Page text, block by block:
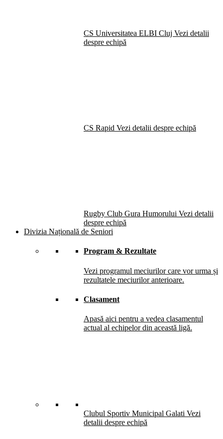
CS Universitatea ELBI Cluj Vezi detalii
despre echipă
CS Rapid Vezi detalii despre echipă
Rugby Club Gura Humorului Vezi detalii
despre echipă
Divizia Națională de Seniori
Program & Rezultate
Vezi programul meciurilor care vor urma și
rezultatele meciurilor anterioare.
Clasament
Apasă aici pentru a vedea clasamentul
actual al echipelor din această ligă.
Clubul Sportiv Municipal Galati Vezi
detalii despre echipă